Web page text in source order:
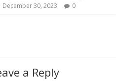
December 30, 2023 0
a Reply